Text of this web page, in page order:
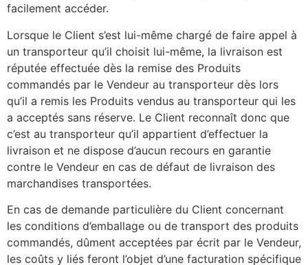
facilement accéder.
Lorsque le Client s’est lui-même chargé de faire appel à
un transporteur qu’il choisit lui-même, la livraison est
réputée effectuée dès la remise des Produits
commandés par le Vendeur au transporteur dès lors
qu’il a remis les Produits vendus au transporteur qui les
a acceptés sans réserve. Le Client reconnaît donc que
c’est au transporteur qu’il appartient d’effectuer la
livraison et ne dispose d’aucun recours en garantie
contre le Vendeur en cas de défaut de livraison des
marchandises transportées.
En cas de demande particulière du Client concernant
les conditions d’emballage ou de transport des produits
commandés, dûment acceptées par écrit par le Vendeur,
les coûts y liés feront l’objet d’une facturation spécifique